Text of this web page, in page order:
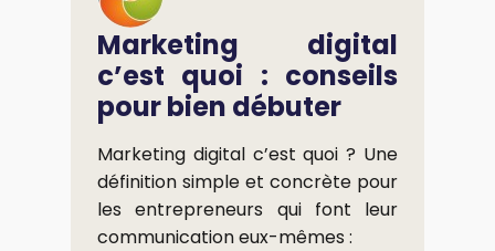
Marketing digital
c’est quoi : conseils
pour bien débuter
Marketing digital c’est quoi ? Une
définition simple et concrète pour
les entrepreneurs qui font leur
communication eux-mêmes :